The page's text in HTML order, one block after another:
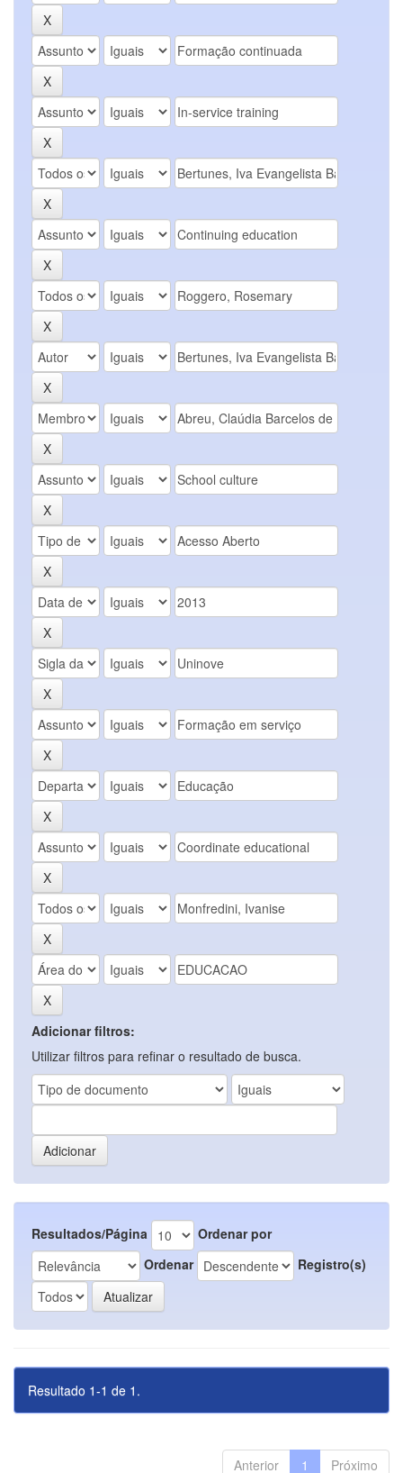
Adicionar filtros:
Utilizar filtros para refinar o resultado de busca.
Resultados/Página
Ordenar por
Ordenar
Registro(s)
Resultado 1-1 de 1.
Anterior 1 Próximo